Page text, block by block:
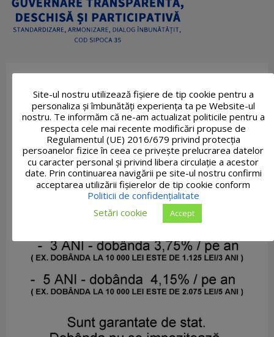
Site-ul nostru utilizează fişiere de tip cookie pentru a
personaliza și îmbunătăți experiența ta pe Website-ul
nostru. Te informăm că ne-am actualizat politicile pentru a
respecta cele mai recente modificări propuse de
Regulamentul (UE) 2016/679 privind protecția
persoanelor fizice în ceea ce privește prelucrarea datelor
cu caracter personal și privind libera circulație a acestor
date. Prin continuarea navigării pe site-ul nostru confirmi
acceptarea utilizării fişierelor de tip cookie conform
Politicii de confidențialitate
Setări cookie
Accept